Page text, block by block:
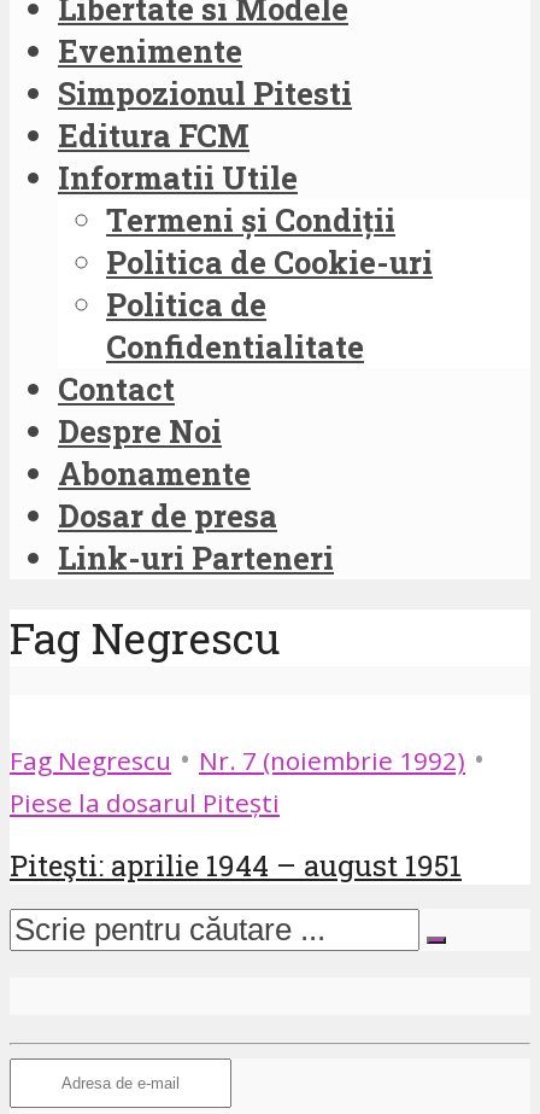
Evenimente
Simpozionul Pitesti
Editura FCM
Informatii Utile
Termeni și Condiții
Politica de Cookie-uri
Politica de
Confidentialitate
Contact
Despre Noi
Abonamente
Dosar de presa
Link-uri Parteneri
Fag Negrescu
Fag Negrescu • Nr. 7 (noiembrie 1992) •
Piese la dosarul Pitești
Piteşti: aprilie 1944 – august 1951